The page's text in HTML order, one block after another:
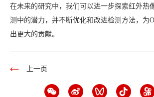
在未来的研究中，我们可以进一步探索红外热
测中的潜力，并不断优化和改进检测方法，为
出更大的贡献。
上一页